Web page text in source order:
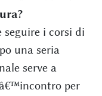
seguire i corsi di
una seria
serve a
per